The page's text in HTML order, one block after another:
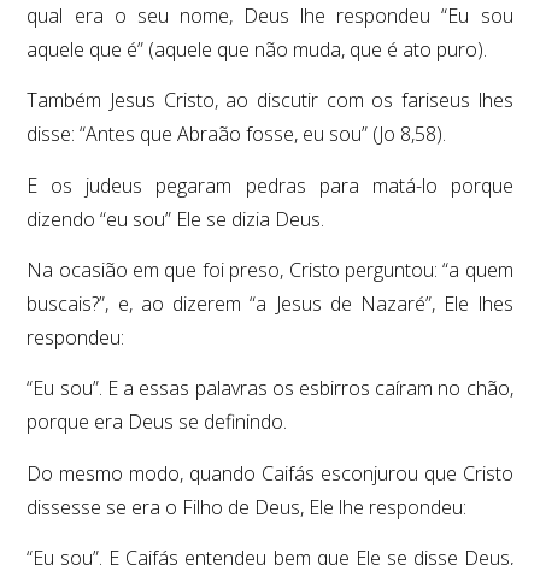
qual era o seu nome, Deus lhe respondeu “Eu sou
aquele que é” (aquele que não muda, que é ato puro).
Também Jesus Cristo, ao discutir com os fariseus lhes
disse: “Antes que Abraão fosse, eu sou” (Jo 8,58).
E os judeus pegaram pedras para matá-lo porque
dizendo “eu sou” Ele se dizia Deus.
Na ocasião em que foi preso, Cristo perguntou: “a quem
buscais?”, e, ao dizerem “a Jesus de Nazaré”, Ele lhes
respondeu:
“Eu sou”. E a essas palavras os esbirros caíram no chão,
porque era Deus se definindo.
Do mesmo modo, quando Caifás esconjurou que Cristo
dissesse se era o Filho de Deus, Ele lhe respondeu:
“Eu sou”. E Caifás entendeu bem que Ele se disse Deus,